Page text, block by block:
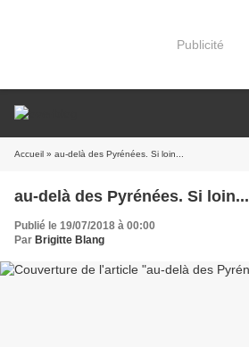
Publicité
Accueil » au-delà des Pyrénées. Si loin...
au-delà des Pyrénées. Si loin...
Publié le 19/07/2018 à 00:00
Par Brigitte Blang